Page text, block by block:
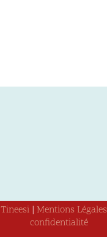
Tineesi| Mentions Légales
confidentialité